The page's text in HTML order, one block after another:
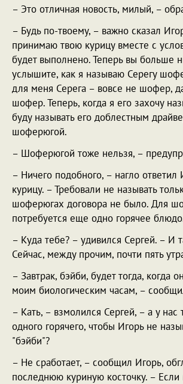
– Это отличная новость, милый, –
– Будь по-твоему, – важно сказал
принимаю твою курицу вместе с
будет выполнено. Теперь вы больше
услышите, как я называю Серегу
для меня Серега – вовсе не шофер,
шофер. Теперь, когда я его захочу
буду называть его доблестным
шоферюгой.
– Шоферюгой тоже нельзя, –
– Ничего подобного, – нагло ответил
курицу. – Требовали не называть
шоферюгах договора не было. Для
потребуется еще одно горячее
– Куда тебе? – удивился Сергей. – И
Сейчас, между прочим, почти пять
– Завтрак, бэйби, будет тогда, когда
моим биологическим часам, –
– Кать, – взмолился Сергей, – а у
одного горячего, чтобы Игорь не
"бэйби"?
– Не сработает, – сообщил Игорь,
последнюю куриную косточку. – Если